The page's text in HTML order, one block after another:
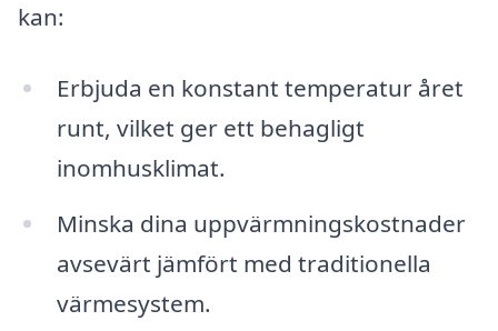
kan:
Erbjuda en konstant temperatur året
runt, vilket ger ett behagligt
inomhusklimat.
Minska dina uppvärmningskostnader
avsevärt jämfört med traditionella
värmesystem.